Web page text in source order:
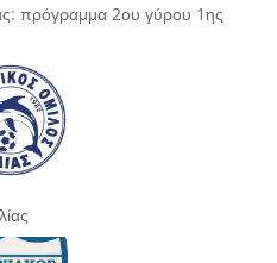
πρόγραμμα 2ου γύρου 1ης